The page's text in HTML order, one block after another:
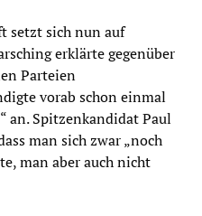
setzt sich nun auf
erklärte gegenüber
Parteien
vorab schon einmal
an. Spitzenkandidat Paul
man sich zwar „noch
man aber auch nicht